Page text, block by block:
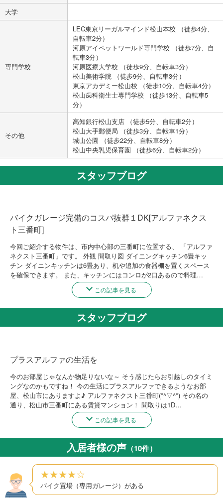
大学
専門学校
LEC東京リーガルマインド松山本校 （徒歩4分、
自転車2分）
河原アイペットワールド専門学校 （徒歩7分、自
転車3分）
河原医療大学校 （徒歩9分、自転車3分）
松山美術学院 （徒歩9分、自転車3分）
東京アカデミー松山校 （徒歩10分、自転車4分）
松山歯科衛生士専門学校 （徒歩13分、自転車5
分）
その他
高知銀行松山支店 （徒歩5分、自転車2分）
松山大手郵便局 （徒歩3分、自転車1分）
城山公園 （徒歩22分、自転車8分）
松山中央乳児保育園 （徒歩6分、自転車2分）
スタッフブログ
バイクガレージ完備のコスパ抜群１DK[アルファネクス
ト三番町]
今回ご紹介する物件は、市内中心部の三番町に位置する、 「アルファ
ネクスト三番町」です。 外観 間取り図 ダイニングキッチン6畳キッ
チン ダイニンキッチンは6畳あり、机や追加の食器棚を置くスペース
を確保できます。 また、キッチンにはコンロが2口あるので料理…
この記事を見る
スタッフブログ
プラスアルファの生活を
今のお部屋じゃなんか物足りないな～ そう感じたらお引越しのタイミ
ングなのかもですね！ 今の生活にプラスアルファできるようなお部
屋、松山市にありますよ♪ アルファネクスト三番町(*^▽^*) その名の
通り、松山市三番町にある賃貸マンション！ 間取りは1D…
この記事を見る
入居者様の声（10件）
★★★★☆
バイク置場（専用ガレージ）がある